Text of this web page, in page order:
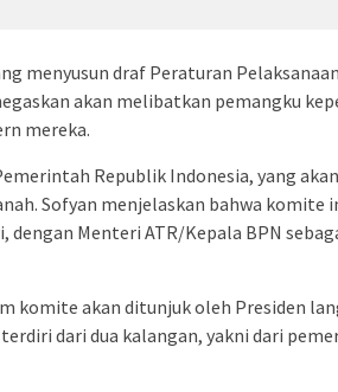
menyusun draf Peraturan
akan melibatkan pemangku
mereka.
Republik Indonesia, yang
Sofyan menjelaskan bahwa komite
Menteri ATR/Kepala BPN
komite akan ditunjuk oleh Presiden
dari dua kalangan, yakni dari